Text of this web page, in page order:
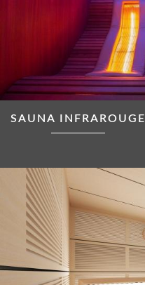
SAUNA INFRAROUGE